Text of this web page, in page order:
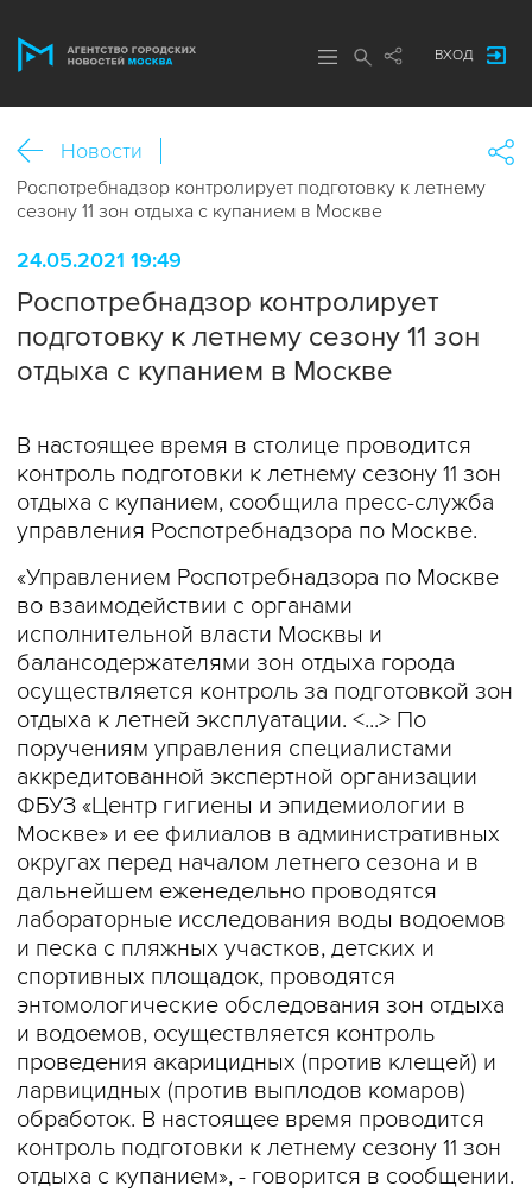
ВХОД
Новости
Роспотребнадзор контролирует подготовку к летнему
сезону 11 зон отдыха с купанием в Москве
24.05.2021 19:49
Роспотребнадзор контролирует
подготовку к летнему сезону 11 зон
отдыха с купанием в Москве
В настоящее время в столице проводится
контроль подготовки к летнему сезону 11 зон
отдыха с купанием, сообщила пресс-служба
управления Роспотребнадзора по Москве.
«Управлением Роспотребнадзора по Москве
во взаимодействии с органами
исполнительной власти Москвы и
балансодержателями зон отдыха города
осуществляется контроль за подготовкой зон
отдыха к летней эксплуатации. <...> По
поручениям управления специалистами
аккредитованной экспертной организации
ФБУЗ «Центр гигиены и эпидемиологии в
Москве» и ее филиалов в административных
округах перед началом летнего сезона и в
дальнейшем еженедельно проводятся
лабораторные исследования воды водоемов
и песка с пляжных участков, детских и
спортивных площадок, проводятся
энтомологические обследования зон отдыха
и водоемов, осуществляется контроль
проведения акарицидных (против клещей) и
ларвицидных (против выплодов комаров)
обработок. В настоящее время проводится
контроль подготовки к летнему сезону 11 зон
отдыха с купанием», - говорится в сообщении.